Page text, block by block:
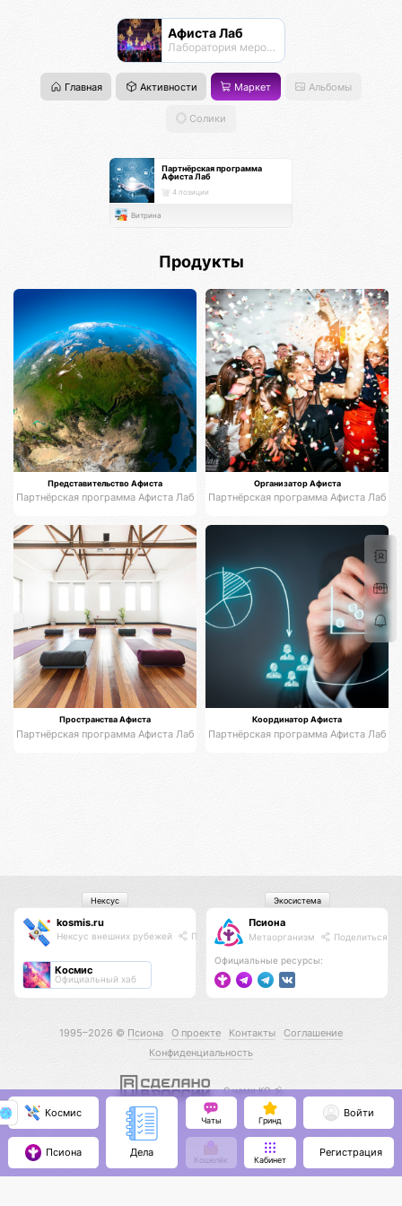
Афиста Лаб
Лаборатория мероприятий
Главная Активности Маркет Альбомы
Солики
Партнёрская программа
Афиста Лаб
4 позиции
Витрина
Продукты
Представительство Афиста
Партнёрская программа Афиста Лаб
Организатор Афиста
Партнёрская программа Афиста Лаб
Пространства Афиста
Партнёрская программа Афиста Лаб
Координатор Афиста
Партнёрская программа Афиста Лаб
kosmis.ru
Нексус внешних рубежей Поделиться
Космис
Официальный хаб
Нексус
Псиона
Метаорганизм Поделиться
Официальные ресурсы:
Экосистема
1995–2026 © Псиона О проекте Контакты
Соглашение
Конфиденциальность
С нами КО 🕉️
Космис
Псиона Дела
Чаты Гринд
Кошелёк Кабинет
Войти
Регистрация